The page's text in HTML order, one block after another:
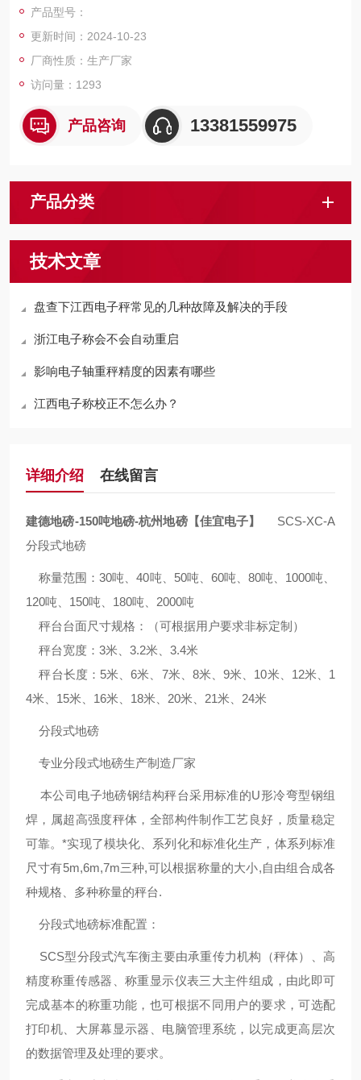
放心，热切期等与您的交流和合作！
产品型号：
更新时间：2024-10-23
厂商性质：生产厂家
访问量：1293
产品咨询 13381559975
产品分类
技术文章
盘查下江西电子秤常见的几种故障及解决的手段
浙江电子称会不会自动重启
影响电子轴重秤精度的因素有哪些
江西电子称校正不怎么办？
详细介绍 在线留言
建德地磅-150吨地磅-杭州地磅【佳宜电子】
SCS-XC-A
分段式地磅
称量范围：30吨、40吨、50吨、60吨、80吨、1000吨、
120吨、150吨、180吨、2000吨
秤台台面尺寸规格：（可根据用户要求非标定制）
秤台宽度：3米、3.2米、3.4米
秤台长度：5米、6米、7米、8米、9米、10米、12米、1
4米、15米、16米、18米、20米、21米、24米
分段式地磅
专业分段式地磅生产制造厂家
本公司电子地磅钢结构秤台采用标准的U形冷弯型钢组
焊，属超高强度秤体，全部构件制作工艺良好，质量稳定
可靠。*实现了模块化、系列化和标准化生产，体系列标准
尺寸有5m,6m,7m三种,可以根据称量的大小,自由组合成各
种规格、多种称量的秤台.
分段式地磅标准配置：
SCS型分段式汽车衡主要由承重传力机构（秤体）、高
精度称重传感器、称重显示仪表三大主件组成，由此即可
完成基本的称重功能，也可根据不同用户的要求，可选配
打印机、大屏幕显示器、电脑管理系统，以完成更高层次
的数据管理及处理的要求。